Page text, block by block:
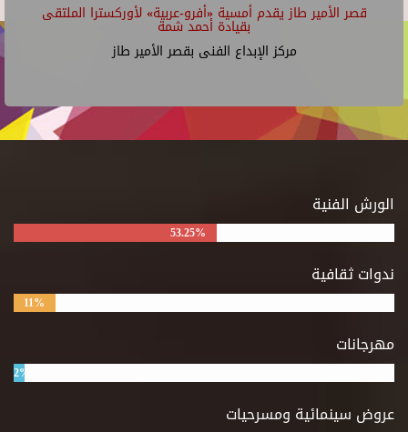
قصر الأمير طاز يقدم أمسية «أفرو-عربية» لأوركسترا الملتقى
بقيادة أحمد شمة
مركز الإبداع الفنى بقصر الأمير طاز
الورش الفنية
53.25%
ندوات ثقافية
11%
مهرجانات
2%
عروض سينمائية ومسرحيات